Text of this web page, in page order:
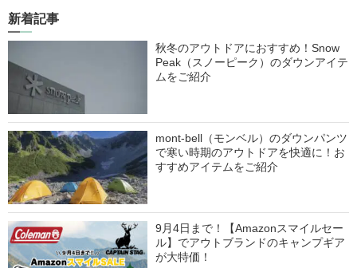
新着記事
秋冬のアウトドアにおすすめ！Snow
Peak（スノーピーク）のダウンアイテ
ムをご紹介
mont-bell（モンベル）のダウンパンツ
で寒い時期のアウトドアを快適に！お
すすめアイテムをご紹介
9月4日まで！【Amazonスマイルセー
ル】でアウトブランドのキャンプギア
が大特価！